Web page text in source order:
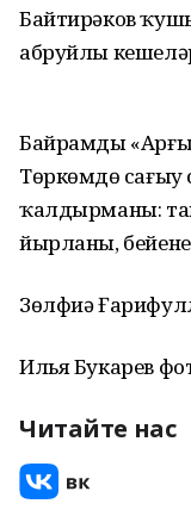
Байтирәков
абруйлы
Байрамды
Төркөмдөң
ҡалдырманы:
йырланы,
Зөлфиә
Илья Букарев
Читайте нас